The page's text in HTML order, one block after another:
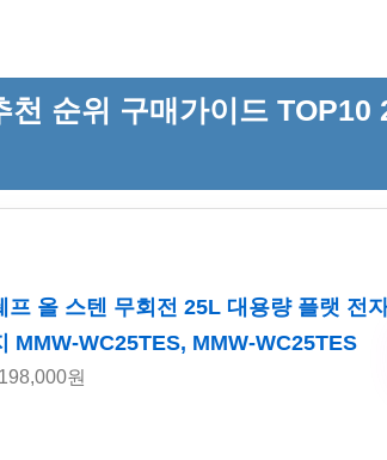
순위 구매가이드 TOP10
프 올 스텐 무회전 25L 대용량 플랫 전
MMW-WC25TES, MMW-WC25TES
원